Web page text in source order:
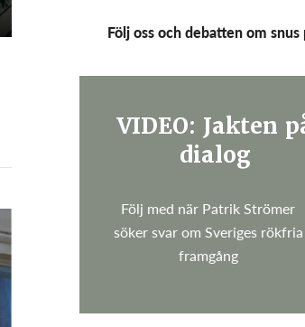
Följ oss och debatten om snus
VIDEO: Jakten
dialog
Följ med när Patrik Strömer
söker svar om Sveriges rökfria
framgång